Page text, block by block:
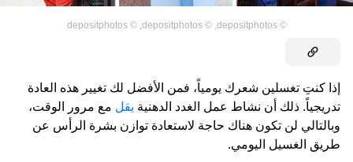
©
depositphotos
,
©
depositphotos
,
©
depositphotos
إذا كنتِ تغسلين شعرك يومياً، فمن الأفضل لك تغيير هذه العادة
تدريجياً. ذلك أن نشاط عمل الغدد الدهنية يقل مع مرور الوقت،
وبالتالي لن تكون هناك حاجة لاستعادة توازن بشرة الرأس عن
طريق الغسيل اليومي.